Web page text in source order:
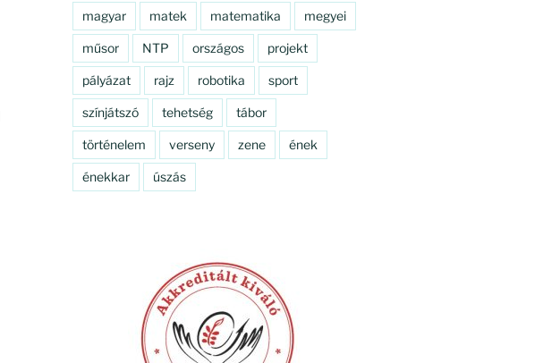
magyar matek matematika megyei
műsor NTP országos projekt
pályázat rajz robotika sport
színjátszó tehetség tábor
történelem verseny zene ének
énekkar úszás